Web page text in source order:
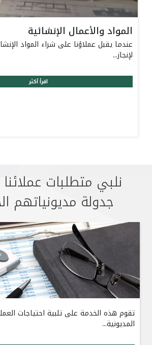
المواد والأعمال الإنشائية
عندما يقبل عملاؤنا على شراء المواد
لإنجاز...
اقرأ أكثر
نلبي متطلبات
جدولة مديونياتهم
تقوم هذه الخدمة على تلبية احتياجات
المديونية...